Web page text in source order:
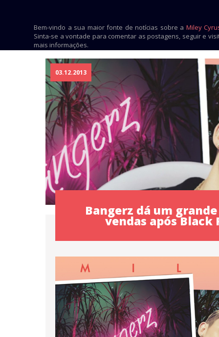
Bem-vindo a sua maior fonte de notícias sobre a Miley
Sinta-se a vontade para comentar as postagens, seguir e
mais informações.
03.12.2013
Bangerz dá um
vendas após Black